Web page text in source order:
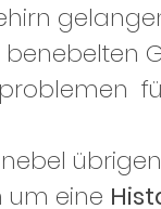
benebelten
um eine